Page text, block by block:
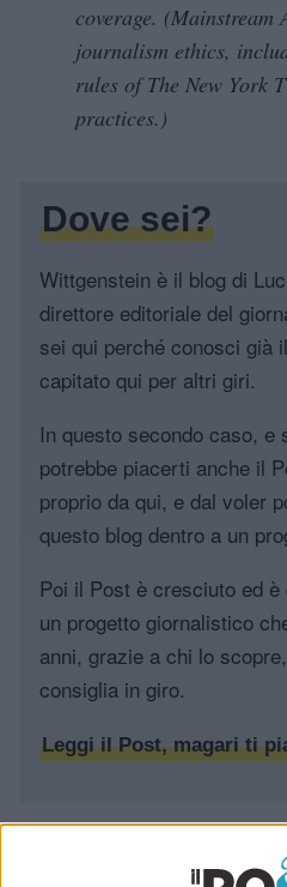
coverage. (Mainstream
journalism ethics,
rules of The New York
practices.)
Dove sei?
Wittgenstein è il blog di
direttore editoriale del
sei qui perché conosci già
capitato qui per altri giri.
In questo secondo caso, e
potrebbe piacerti anche il
proprio da qui, e dal voler
questo blog dentro a un
Poi il Post è cresciuto ed
un progetto giornalistico
anni, grazie a chi lo
consiglia in giro.
Leggi il Post, magari ti